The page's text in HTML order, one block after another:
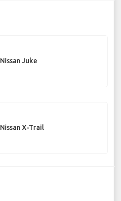
Nissan Juke
Nissan X-Trail